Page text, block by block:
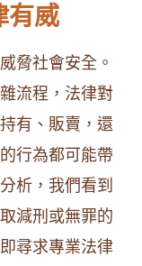
有威
脅社會安全。
流程，法律對
有、販賣，還
行為都可能帶
析，我們看到
減刑或無罪的
尋求專業法律